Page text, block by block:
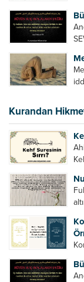
Kurandan